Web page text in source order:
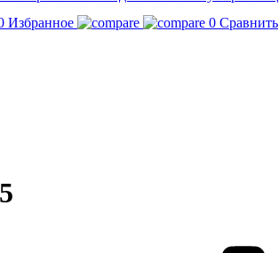
Избранное 0 Сравнить